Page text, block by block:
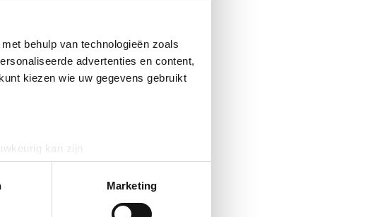
behulp van technologieën zoals
advertenties en content,
kiezen wie uw gegevens gebruikt
kan zijn
(fingerprinting)
in het
detailgedeeltein. U kunt uw
Marketing